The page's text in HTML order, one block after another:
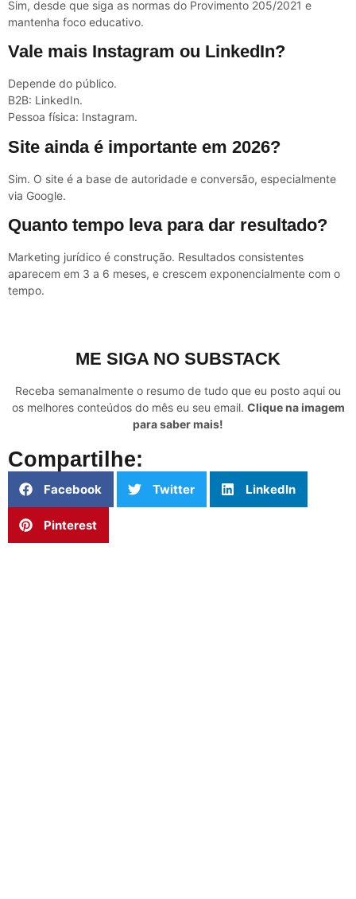
Sim, desde que siga as normas do Provimento 205/2021 e
mantenha foco educativo.
Vale mais Instagram ou LinkedIn?
Depende do público.
B2B: LinkedIn.
Pessoa física: Instagram.
Site ainda é importante em 2026?
Sim. O site é a base de autoridade e conversão, especialmente
via Google.
Quanto tempo leva para dar resultado?
Marketing jurídico é construção. Resultados consistentes
aparecem em 3 a 6 meses, e crescem exponencialmente com o
tempo.
ME SIGA NO SUBSTACK
Receba semanalmente o resumo de tudo que eu posto aqui ou
os melhores conteúdos do mês eu seu email. Clique na imagem
para saber mais!
Compartilhe:
Facebook Twitter LinkedIn
Pinterest